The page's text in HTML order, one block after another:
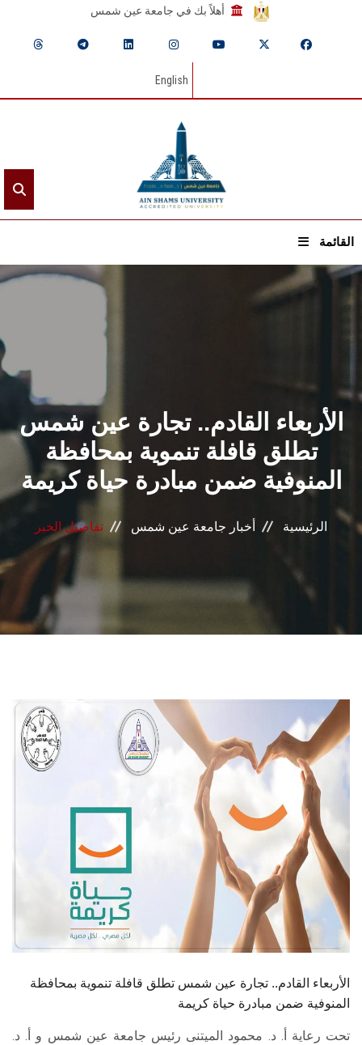
أهلاً بك في جامعة عين شمس
English
القائمة
الرئيسيـة
القطاعـات
الشئون الأكاديمية
البحث العلمي
المراكز والوحدات
الأنظمة الذكية
الطلاب
هيئة التدريس
الزائـرون
سجل الان
الأربعاء القادم.. تجارة عين شمس
تطلق قافلة تنموية بمحافظة
المنوفية ضمن مبادرة حياة كريمة
الرئيسية أخبار جامعة عين شمس تفاصيل الخبر
الأربعاء القادم.. تجارة عين شمس تطلق قافلة تنموية بمحافظة
المنوفية ضمن مبادرة حياة كريمة
تحت رعاية أ. د. محمود الميتنى رئيس جامعة عين شمس و أ. د.